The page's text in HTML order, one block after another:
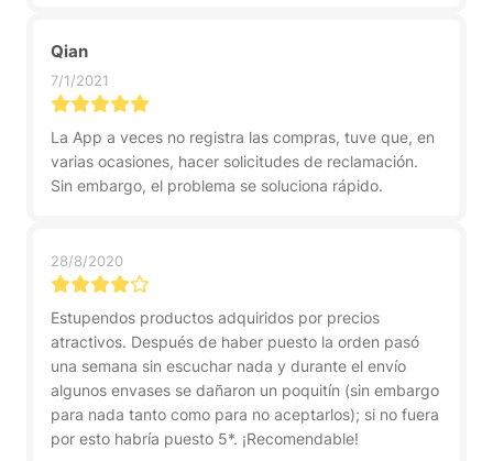
Qian
7/1/2021
La App a veces no registra las compras, tuve que, en
varias ocasiones, hacer solicitudes de reclamación.
Sin embargo, el problema se soluciona rápido.
28/8/2020
Estupendos productos adquiridos por precios
atractivos. Después de haber puesto la orden pasó
una semana sin escuchar nada y durante el envío
algunos envases se dañaron un poquitín (sin embargo
para nada tanto como para no aceptarlos); si no fuera
por esto habría puesto 5*. ¡Recomendable!